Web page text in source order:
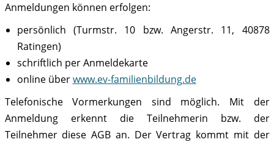
Anmeldungen können erfolgen:
persönlich (Turmstr. 10 bzw. Angerstr. 11, 40878
Ratingen)
schriftlich per Anmeldekarte
online überwww.ev-familienbildung.de
Telefonische Vormerkungen sind möglich. Mit der
Anmeldung erkennt die Teilnehmerin bzw. der
Teilnehmer diese AGB an. Der Vertrag kommt mit der